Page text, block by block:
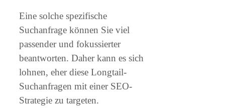
Eine solche spezifische
Suchanfrage können Sie viel
passender und fokussierter
beantworten. Daher kann es sich
lohnen, eher diese Longtail-
Suchanfragen mit einer SEO-
Strategie zu targeten.